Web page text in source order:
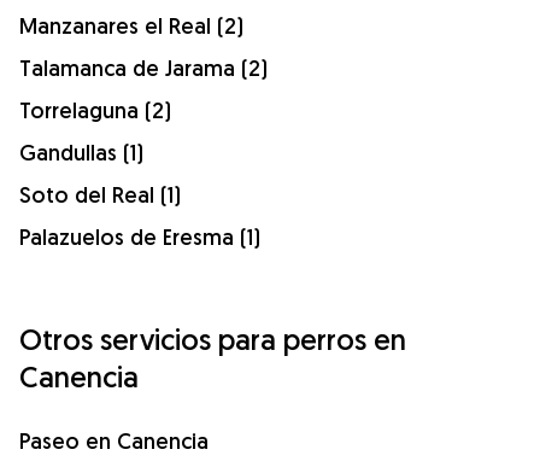
Manzanares el Real (2)
Talamanca de Jarama (2)
Torrelaguna (2)
Gandullas (1)
Soto del Real (1)
Palazuelos de Eresma (1)
Otros servicios para perros en
Canencia
Paseo en Canencia